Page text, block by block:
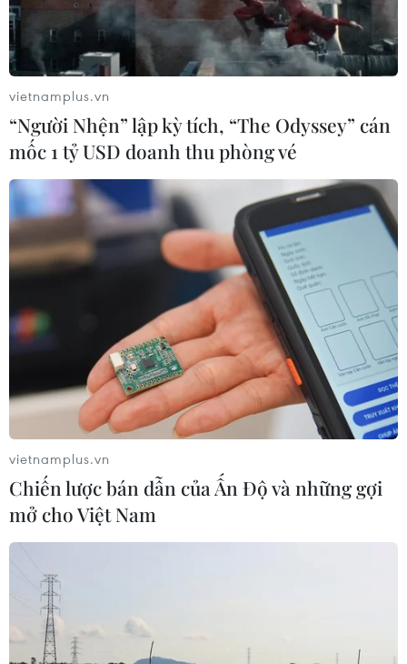
Oman và Iran hợp tác điều phối giao
thông hàng hải ở Eo biển Hormuz
29/07/2019 12:00
Ngoại trưởng Oman Yusuf bin Alawi cho hay sự phối
hợp giữa Oman và Iran trong việc tổ chức hoạt động
điều phối giao thông hàng hải là do việc này liên quan
đến hoạt động di chuyển qua Eo biển Hormuz.
vietnamplus.vn
“Người Nhện” lập kỳ tích, “The Odyssey” cán
mốc 1 tỷ USD doanh thu phòng vé
vietnamplus.vn
Chiến lược bán dẫn của Ấn Độ và những gợi
mở cho Việt Nam